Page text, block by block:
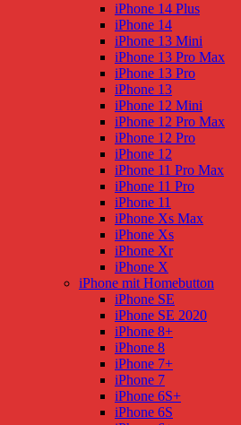
iPhone 14 Plus
iPhone 14
iPhone 13 Mini
iPhone 13 Pro Max
iPhone 13 Pro
iPhone 13
iPhone 12 Mini
iPhone 12 Pro Max
iPhone 12 Pro
iPhone 12
iPhone 11 Pro Max
iPhone 11 Pro
iPhone 11
iPhone Xs Max
iPhone Xs
iPhone Xr
iPhone X
iPhone mit Homebutton
iPhone SE
iPhone SE 2020
iPhone 8+
iPhone 8
iPhone 7+
iPhone 7
iPhone 6S+
iPhone 6S